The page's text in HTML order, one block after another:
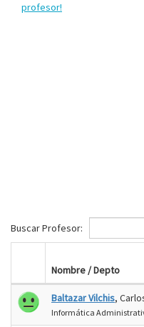
profesor!
Buscar Profesor:
Nombre / Depto
Baltazar Vilchis,
Informática